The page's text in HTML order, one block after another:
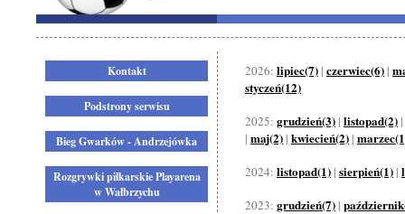
Kontakt
Podstrony serwisu
Bieg Gwarków - Andrzejówka
Rozgrywki piłkarskie Playarena
w Wałbrzychu
2026: lipiec(7) | czerwiec(6) |
styczeń(12)
2025: grudzień(3) | listopad(2) |
| maj(2) | kwiecień(2) |
2024: listopad(1) | sierpień(1) |
2023: grudzień(7) |